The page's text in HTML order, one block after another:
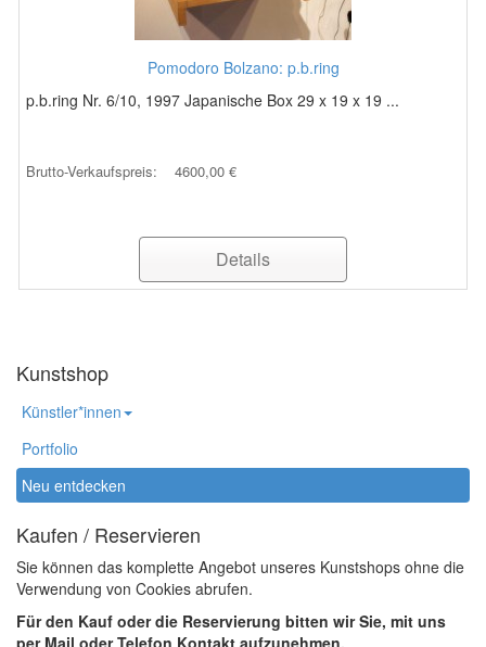
Pomodoro Bolzano: p.b.ring
p.b.ring Nr. 6/10, 1997 Japanische Box 29 x 19 x 19 ...
Brutto-Verkaufspreis: 4600,00 €
Details
Kunstshop
Künstler*innen
Portfolio
Neu entdecken
Kaufen / Reservieren
Sie können das komplette Angebot unseres Kunstshops ohne die
Verwendung von Cookies abrufen.
Für den Kauf oder die Reservierung bitten wir Sie, mit uns
per Mail oder Telefon Kontakt aufzunehmen.